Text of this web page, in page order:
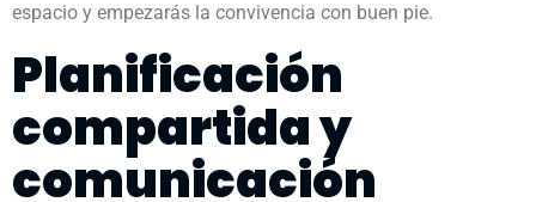
espacio y empezarás la convivencia con buen pie.
Planificación
compartida y
comunicación